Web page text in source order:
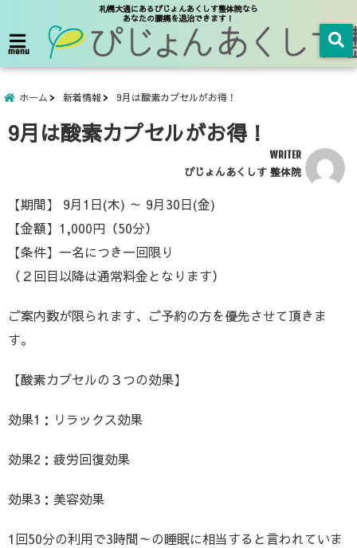
札幌大通にあるぴじょんあくしす整体院なら
あなたの腰痛を退治できます！
menu
ホーム 新着情報 9月は酸素カプセルがお得！
9月は酸素カプセルがお得！
WRITER
ぴじょんあくしす 整体院
【期間】 9月1日(木) ～ 9月30日(金)
【金額】1,000円（50分）
【条件】一名につき一回限り
（２回目以降は通常料金となります）
ご案内数が限られます、ご予約の方を優先させて頂きま
す。
【酸素カプセルの３つの効果】
効果1：リラックス効果
効果2：疲労回復効果
効果3：美容効果
1回50分の利用で3時間～の睡眠に相当すると言われていま